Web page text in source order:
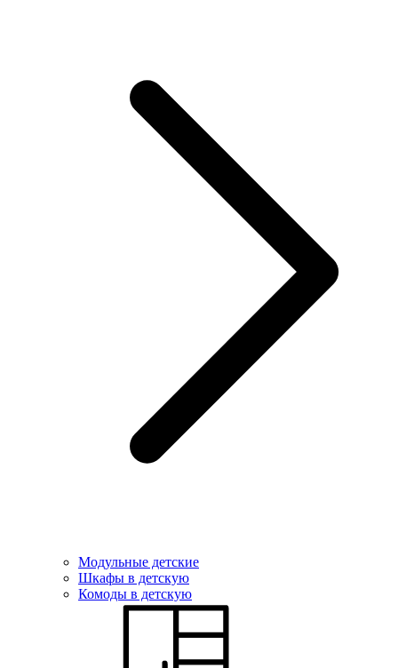
Модульные детские
Шкафы в детскую
Комоды в детскую